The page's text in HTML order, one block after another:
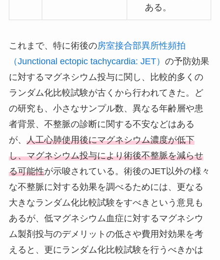
ある。
これまで、特に術後の房室接合部異所性頻拍
（Junctional ectopic tachycardia: JET） の予防効果
に対するマグネシウム投与に関し、比較的多くの
ランダム化比較試験が古くから行われてきた。ど
の研究も、小さなサンプル数、異なる年齢層や患
者背景、不整脈の診断に関する不安などはある
が、 人工心肺使用後にマグネシウム濃度が低下
し、マグネシウム投与により術後不整脈を減らせ
る可能性が示唆されている。術後のJET以外の様々
な不整脈に対する効果を調べるためには、更なる
大きなランダム化比較試験をすべきという意見も
あるが、低マグネシウム血症に対するマグネシウ
ム製剤投与のデメリットの低さや費用対効果を考
えると、更にランダム化比較試験を行うべきかは